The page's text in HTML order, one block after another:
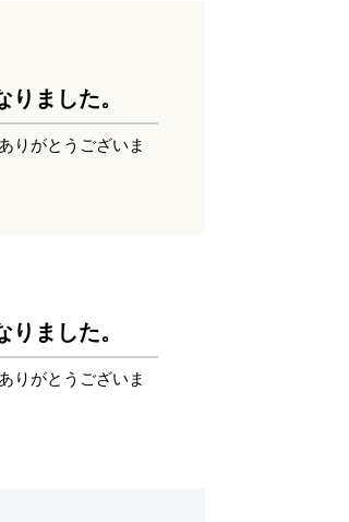
ました。
りがとうございま
ました。
りがとうございま